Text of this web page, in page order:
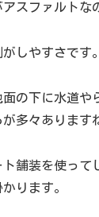
スファルトな
しやすさです。
の下に水道や
多々あります
舗装を使って
ります。